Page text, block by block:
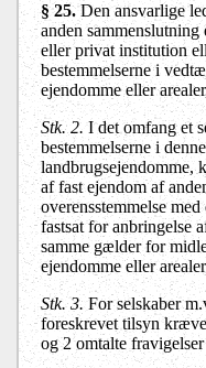
§ 25. Den ansvarlige
anden
eller privat institution
bestemmelserne i
ejendomme eller
Stk. 2. I det omfang et
bestemmelserne i
landbrugsejendomme,
af fast ejendom af
overensstemmelse
fastsat for anbringelse
samme gælder for
ejendomme eller
Stk. 3. For selskaber
foreskrevet tilsyn
og 2 omtalte